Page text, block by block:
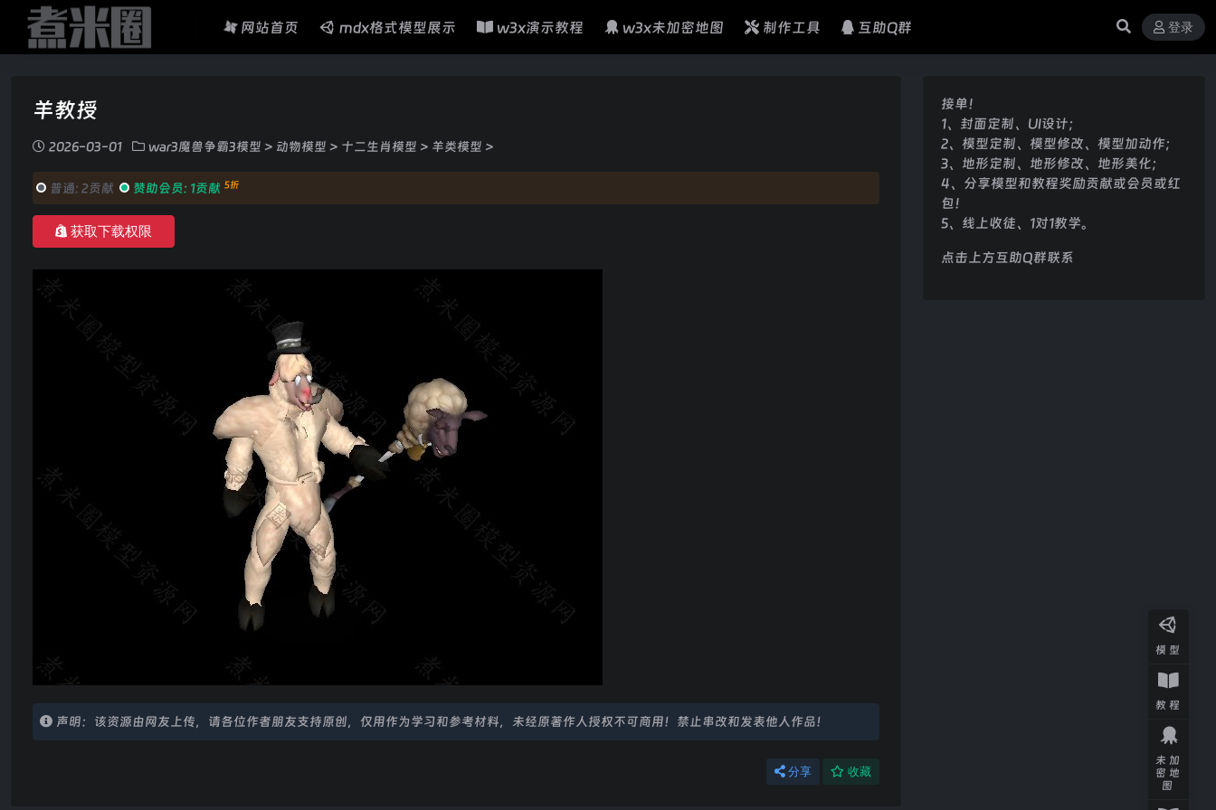
网站首页 mdx格式模型展示 w3x演示教程 w3x未加密地图 制作工具 互助Q群 登录
羊教授
2026-03-01 war3魔兽争霸3模型 > 动物模型 > 十二生肖模型 > 羊类模型 >
普通: 2贡献 赞助会员: 1贡献 5折
获取下载权限
声明：该资源由网友上传，请各位作者朋友支持原创，仅用作为学习和参考材料，未经原著作人授权不可商用！禁止串改和发表他人作品！
分享 收藏
接单！
1、封面定制、UI设计；
2、模型定制、模型修改、模型加动作；
3、地形定制、地形修改、地形美化；
4、分享模型和教程奖励贡献或会员或红
包！
5、线上收徒、1对1教学。
点击上方互助Q群联系
模型
教程
未加
密地
图